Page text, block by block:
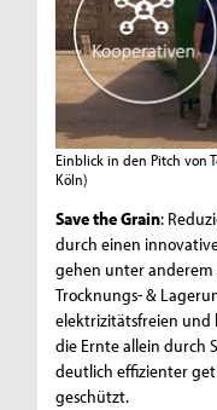
Einblick in den Pitch von
Köln)
Save the Grain:
durch einen
gehen unter
Trocknungs- &
elektrizitätsfreien und
die Ernte allein durch
deutlich effizienter
geschützt.